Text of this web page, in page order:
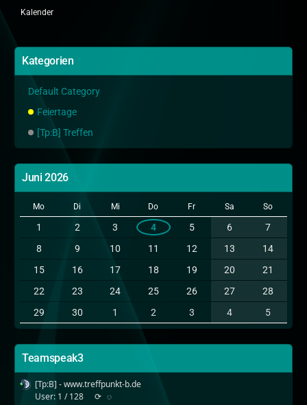
Kalender
Kategorien
Default Category
Feiertage
[Tp:B] Treffen
Juni 2026
Mo Di Mi Do Fr Sa So
1 2 3 4 5 6
7
8
9 10 11 12 13
14
15
16 17 18 19 20
21
22
23 24 25 26 27
28
29
30 1 2 3 4 5
Teamspeak3
[Tp:B] - www.treffpunkt-b.de
User: 1 / 128
⟳ ◌